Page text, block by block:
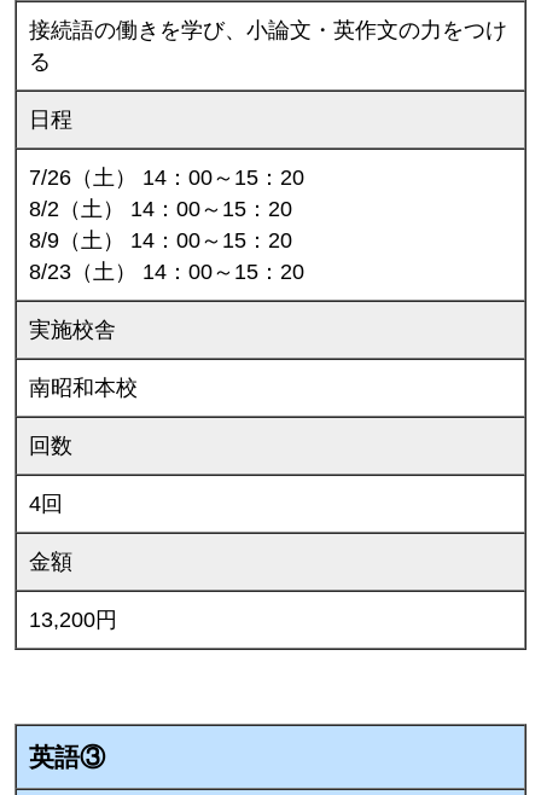
接続語の働きを学び、小論文・英作文の力をつけ
る
日程
7/26（土） 14：00～15：20
8/2（土） 14：00～15：20
8/9（土） 14：00～15：20
8/23（土） 14：00～15：20
実施校舎
南昭和本校
回数
4回
金額
13,200円
英語③